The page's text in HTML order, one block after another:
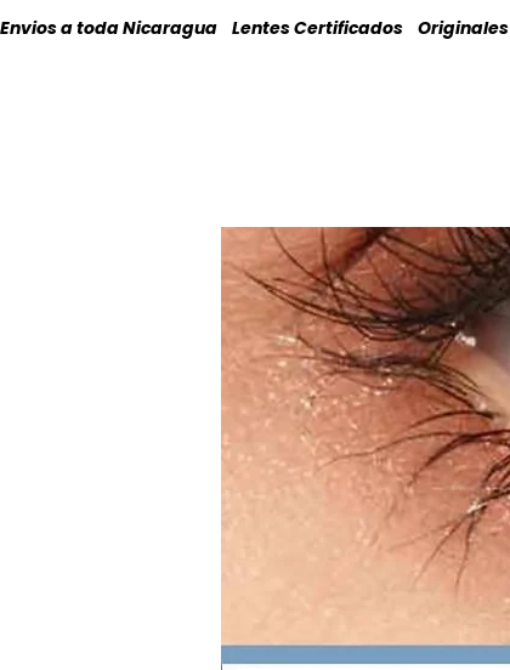
Envios a toda Nicaragua    Lentes Certificados    Originales